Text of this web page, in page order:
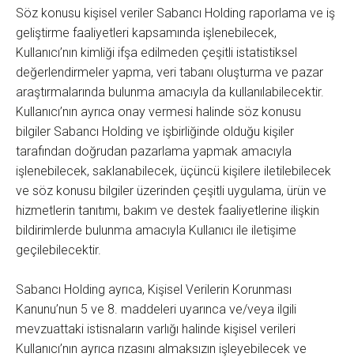
Söz konusu kişisel veriler Sabancı Holding raporlama ve iş
geliştirme faaliyetleri kapsamında işlenebilecek,
Kullanıcı’nın kimliği ifşa edilmeden çeşitli istatistiksel
değerlendirmeler yapma, veri tabanı oluşturma ve pazar
araştırmalarında bulunma amacıyla da kullanılabilecektir.
Kullanıcı’nın ayrıca onay vermesi halinde söz konusu
bilgiler Sabancı Holding ve işbirliğinde olduğu kişiler
tarafından doğrudan pazarlama yapmak amacıyla
işlenebilecek, saklanabilecek, üçüncü kişilere iletilebilecek
ve söz konusu bilgiler üzerinden çeşitli uygulama, ürün ve
hizmetlerin tanıtımı, bakım ve destek faaliyetlerine ilişkin
bildirimlerde bulunma amacıyla Kullanıcı ile iletişime
geçilebilecektir.
Sabancı Holding ayrıca, Kişisel Verilerin Korunması
Kanunu’nun 5 ve 8. maddeleri uyarınca ve/veya ilgili
mevzuattaki istisnaların varlığı halinde kişisel verileri
Kullanıcı’nın ayrıca rızasını almaksızın işleyebilecek ve